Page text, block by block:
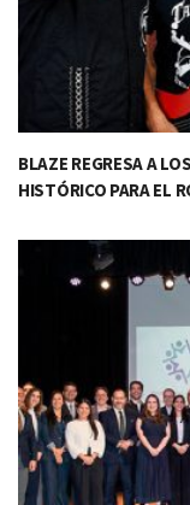
BLAZE REGRESA A
HISTÓRICO PARA EL